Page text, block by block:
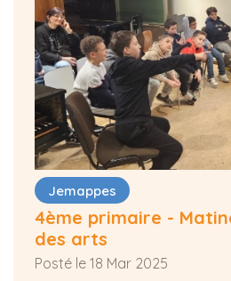
Jemappes
4ème primaire -
des arts
Posté le 18 Mar 2025